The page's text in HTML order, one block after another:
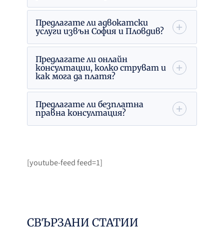
Предлагате ли адвокатски
услуги извън София и Пловдив?
Предлагате ли онлайн
консултации, колко струват и
как мога да платя?
Предлагате ли безплатна
правна консултация?
[youtube-feed feed=1]
СВЪРЗАНИ СТАТИИ